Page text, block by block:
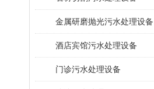
金属研磨抛光污水处理设备
酒店宾馆污水处理设备
门诊污水处理设备